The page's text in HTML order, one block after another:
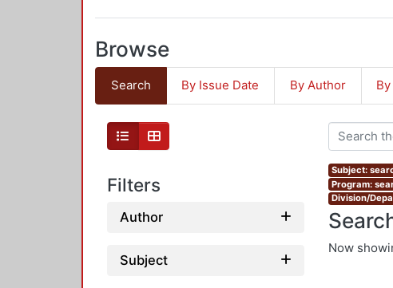
Browse
Search By Issue Date By Author
Filters
Author
Subject
Subject:
Program:
Division/
Now